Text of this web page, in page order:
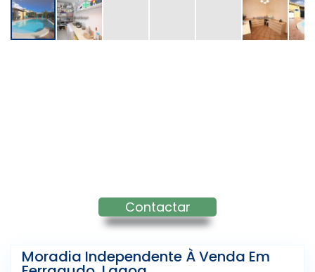
Contactar
Moradia Independente À Venda Em